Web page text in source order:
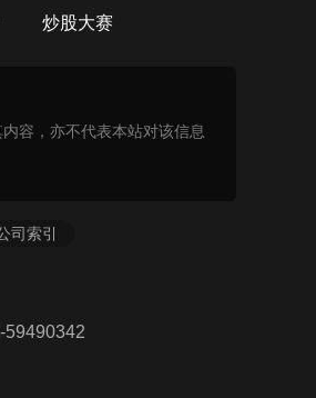
炒股大赛
容，亦不代表本站对该信息
司索引
59490342